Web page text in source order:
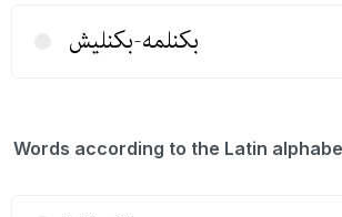
بكنلمه-بكنلیش
Words according to the Latin